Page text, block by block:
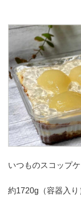
いつものスコップ
約1720g（容器入り